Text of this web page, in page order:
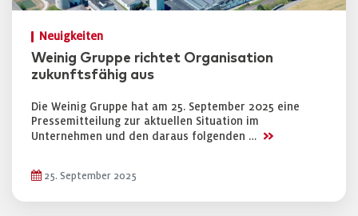
Neuigkeiten
Weinig Gruppe richtet Organisation
zukunftsfähig aus
Die Weinig Gruppe hat am 25. September 2025 eine
Pressemitteilung zur aktuellen Situation im
Unternehmen und den daraus folgenden … >>
25. September 2025